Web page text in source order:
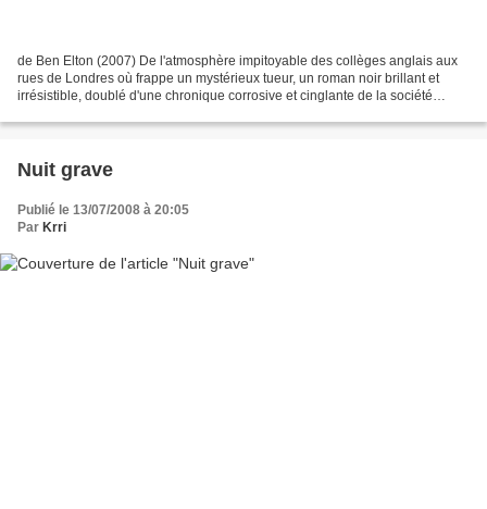
de Ben Elton (2007) De l'atmosphère impitoyable des collèges anglais aux
rues de Londres où frappe un mystérieux tueur, un roman noir brillant et
irrésistible, doublé d'une chronique corrosive et cinglante de la société
Nuit grave
Publié le 13/07/2008 à 20:05
Par Krri